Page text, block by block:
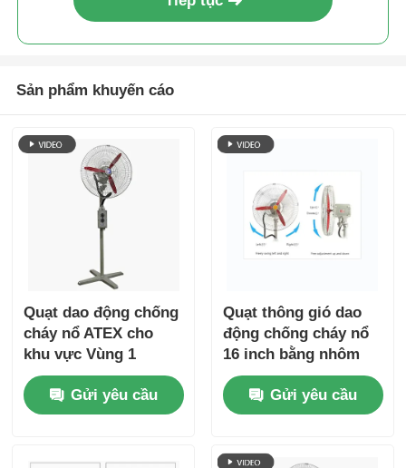
Sản phẩm khuyến cáo
Quạt dao động chống
cháy nổ ATEX cho
khu vực Vùng 1
&amp; Vùng 2
Gửi yêu cầu
Quạt thông gió dao
động chống cháy nổ
16 inch bằng nhôm
ATEX gắn trên tường
Gửi yêu cầu